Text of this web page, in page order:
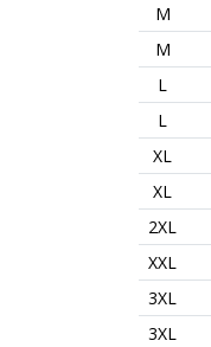
M
M
L
L
XL
XL
2XL
XXL
3XL
3XL